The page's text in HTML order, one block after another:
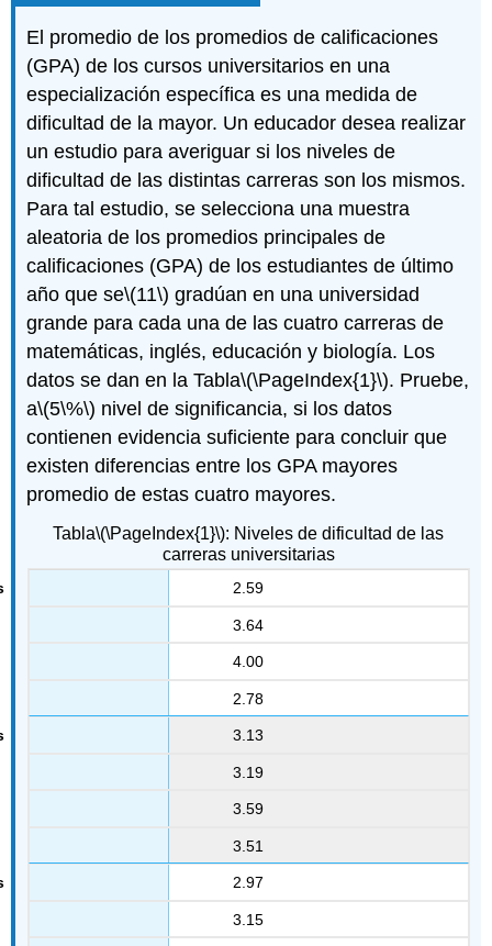
El promedio de los promedios de calificaciones
(GPA) de los cursos universitarios en una
especialización específica es una medida de
dificultad de la mayor. Un educador desea realizar
un estudio para averiguar si los niveles de
dificultad de las distintas carreras son los mismos.
Para tal estudio, se selecciona una muestra
aleatoria de los promedios principales de
calificaciones (GPA) de los estudiantes de último
año que se\(11\) gradúan en una universidad
grande para cada una de las cuatro carreras de
matemáticas, inglés, educación y biología. Los
datos se dan en la Tabla\(\PageIndex{1}\). Pruebe,
a\(5\%\) nivel de significancia, si los datos
contienen evidencia suficiente para concluir que
existen diferencias entre los GPA mayores
promedio de estas cuatro mayores.
Tabla\(\PageIndex{1}\): Niveles de dificultad de las
carreras universitarias
2.59
3.64
4.00
2.78
3.13
3.19
3.59
3.51
2.97
3.15